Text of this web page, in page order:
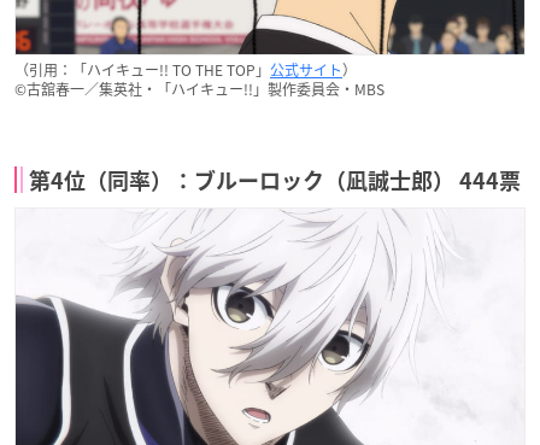
（引用：「ハイキュー!! TO THE TOP」 公式サイト）
©古舘春一／集英社・「ハイキュー!!」製作委員会・MBS
第4位（同率）：ブルーロック（凪誠士郎） 444票